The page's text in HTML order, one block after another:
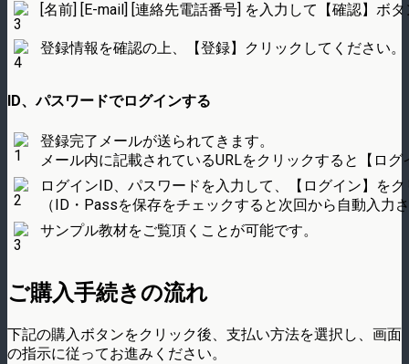
[名前] [E-mail] [連絡先電話番号] を入力して【確認】ボ
登録情報を確認の上、【登録】クリックしてください。
ID、パスワードでログインする
登録完了メールが送られてきます。
メール内に記載されているURLをクリックすると【ロ
ログインID、パスワードを入力して、【ログイン】を
（ID・Passを保存をチェックすると次回から自動入力
サンプル教材をご覧頂くことが可能です。
ご購入手続きの流れ
下記の購入ボタンをクリック後、支払い方法を選択し、画面
の指示に従ってお進みください。